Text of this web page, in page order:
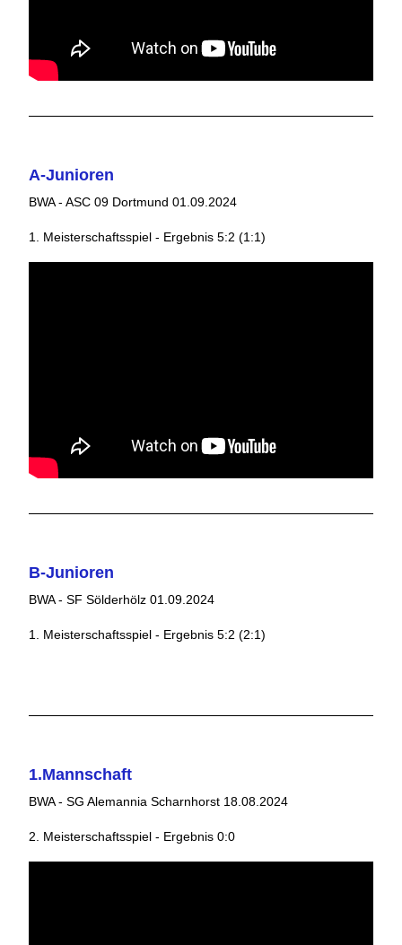
A-Junioren
BWA - ASC 09 Dortmund 01.09.2024
1. Meisterschaftsspiel - Ergebnis 5:2 (1:1)
B-Junioren
BWA - SF Sölderhölz 01.09.2024
1. Meisterschaftsspiel - Ergebnis 5:2 (2:1)
1.Mannschaft
BWA - SG Alemannia Scharnhorst 18.08.2024
2. Meisterschaftsspiel - Ergebnis 0:0